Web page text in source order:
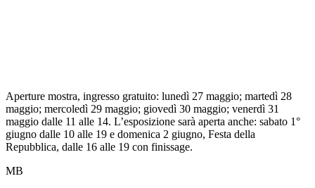
Aperture mostra, ingresso gratuito: lunedì 27 maggio; martedì 28
maggio; mercoledì 29 maggio; giovedì 30 maggio; venerdì 31
maggio dalle 11 alle 14. L’esposizione sarà aperta anche: sabato 1°
giugno dalle 10 alle 19 e domenica 2 giugno, Festa della
Repubblica, dalle 16 alle 19 con finissage.
MB